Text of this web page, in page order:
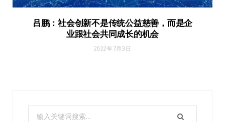
吕鹏：社会创新不是传统公益慈善，而是企
业跟社会共同成长的机会
2022年7月3日